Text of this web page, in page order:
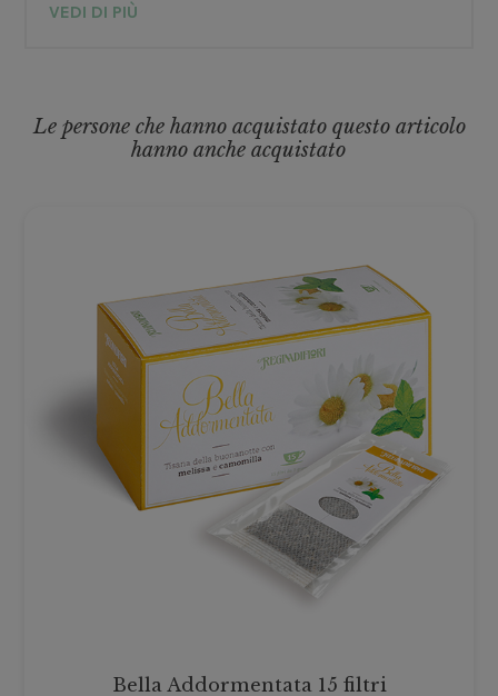
VEDI DI PIÙ
Le persone che hanno acquistato questo articolo
hanno anche acquistato
Bella Addormentata 15 filtri